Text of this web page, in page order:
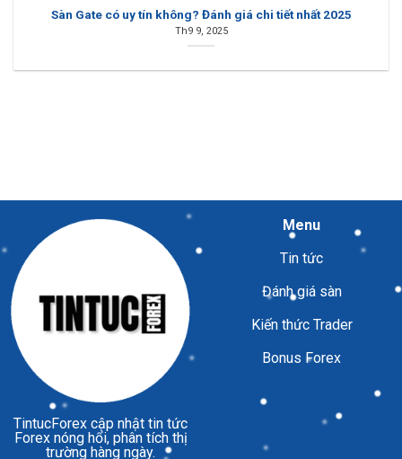
Sàn Gate có uy tín không? Đánh giá chi tiết nhất 2025
Th9 9, 2025
TintucForex cập nhật tin tức
Forex nóng hổi, phân tích thị
trường hàng ngày.
Menu
Tin tức
Đánh giá sàn
Kiến thức Trader
Bonus Forex